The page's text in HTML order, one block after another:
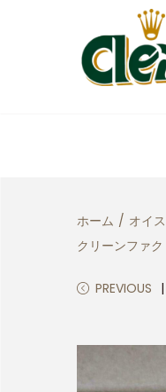
ホーム / オイ
クリーンファ
PREVIOUS